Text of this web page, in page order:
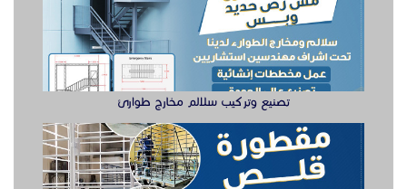
تصنيع وتركيب سلالم مخارج طوارئ